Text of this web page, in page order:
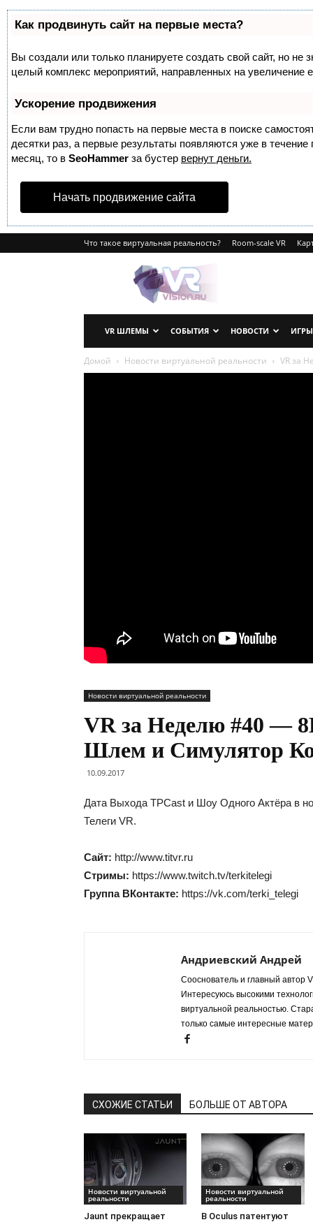
Как продвинуть сайт на первые места?
Вы создали или только планируете создать свой сайт, но не
целый комплекс мероприятий, направленных на увеличение
Ускорение продвижения
Если вам трудно попасть на первые места в поиске
десятки раз, а первые результаты появляются уже в
месяц, то в SeoHammer за бустер вернут деньги.
Начать продвижение сайта
Что такое виртуальная реальность? Room-scale VR
VRvision.ru
VR ШЛЕМЫ СОБЫТИЯ НОВОСТИ ИГРЫ
Домой Новости виртуальной реальности VR за
Новости виртуальной реальности
VR за Неделю #40 —
Шлем и Симулятор
10.09.2017
Дата Выхода TPCast и Шоу Одного Актёра в
Телеги VR.
Сайт: http://www.titvr.ru
Стримы: https://www.twitch.tv/terkitelegi
Группа ВКонтакте: https://vk.com/terki_telegi
Андриевский Андрей
Сооснователь и главный автор
Интересуюсь высокими
виртуальной реальностью.
только самые интересные
СХОЖИЕ СТАТЬИ БОЛЬШЕ ОТ АВТОРА
Новости виртуальной
реальности
Jaunt прекращает
Новости виртуальной
реальности
В Oculus патентуют